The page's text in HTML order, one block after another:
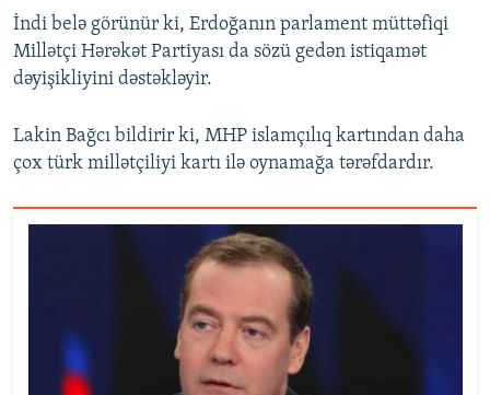
İndi belə görünür ki, Erdoğanın parlament müttəfiqi
Millətçi Hərəkət Partiyası da sözü gedən istiqamət
dəyişikliyini dəstəkləyir.
Lakin Bağcı bildirir ki, MHP islamçılıq kartından daha
çox türk millətçiliyi kartı ilə oynamağa tərəfdardır.